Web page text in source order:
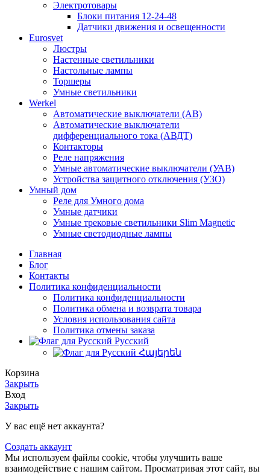
Электротовары
Блоки питания 12-24-48
Датчики движения и освещенности
Eurosvet
Люстры
Настенные светильники
Настольные лампы
Торшеры
Умные светильники
Werkel
Автоматические выключатели (АВ)
Автоматические выключатели
дифференциального тока (АВДТ)
Контакторы
Реле напряжения
Умные автоматические выключатели (УАВ)
Устройства защитного отключения (УЗО)
Умный дом
Реле для Умного дома
Умные датчики
Умные трековые светильники Slim Magnetic
Умные светодиодные лампы
Главная
Блог
Контакты
Политика конфиденциальности
Политика конфиденциальности
Политика обмена и возврата товара
Условия использования сайта
Политика отмены заказа
Русский
Հայերեն
Корзина
Закрыть
Вход
Закрыть
У вас ещё нет аккаунта?
Создать аккаунт
Мы используем файлы cookie, чтобы улучшить ваше
взаимодействие с нашим сайтом. Просматривая этот сайт, вы